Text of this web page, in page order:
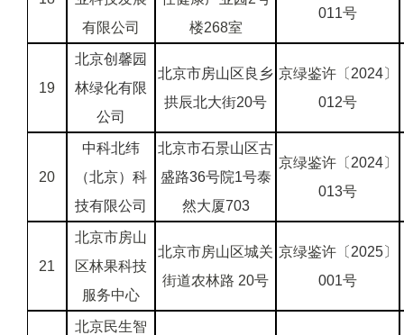
有限公司
楼268室
011号
19
北京创馨园
林绿化有限
公司
北京市房山区良乡
拱辰北大街20号
京绿鉴许〔 2024〕
012号
20
中科北纬
（北京）科
技有限公司
北京市石景山区古
盛路36号院1号泰
然大厦703
京绿鉴许〔 2024〕
013号
21
北京市房山
区林果科技
服务中心
北京市房山区城关
街道农林路 20号
京绿鉴许〔 2025〕
001号
北京民生智